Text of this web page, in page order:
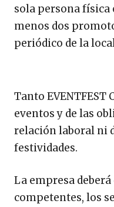
sola persona física
menos dos
periódico de la
Tanto
eventos y de las
relación laboral ni
festividades.
La empresa
competentes, los